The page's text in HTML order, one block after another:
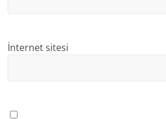
İnternet sitesi